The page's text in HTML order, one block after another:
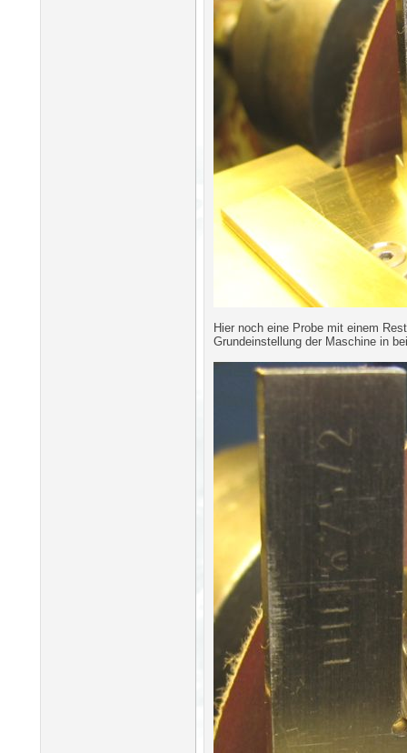
Hier noch eine Probe mit einem
Grundeinstellung der Maschine in